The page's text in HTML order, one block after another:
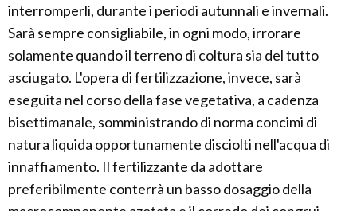
interromperli, durante i periodi autunnali e invernali.
Sarà sempre consigliabile, in ogni modo, irrorare
solamente quando il terreno di coltura sia del tutto
asciugato. L'opera di fertilizzazione, invece, sarà
eseguita nel corso della fase vegetativa, a cadenza
bisettimanale, somministrando di norma concimi di
natura liquida opportunamente disciolti nell'acqua di
innaffiamento. Il fertilizzante da adottare
preferibilmente conterrà un basso dosaggio della